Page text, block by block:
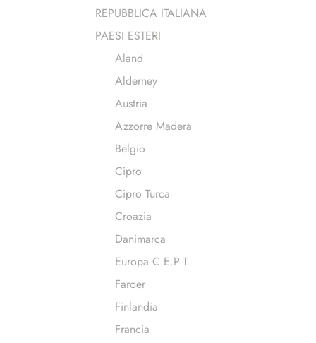
REPUBBLICA ITALIANA
PAESI ESTERI
Aland
Alderney
Austria
Azzorre Madera
Belgio
Cipro
Cipro Turca
Croazia
Danimarca
Europa C.E.P.T.
Faroer
Finlandia
Francia